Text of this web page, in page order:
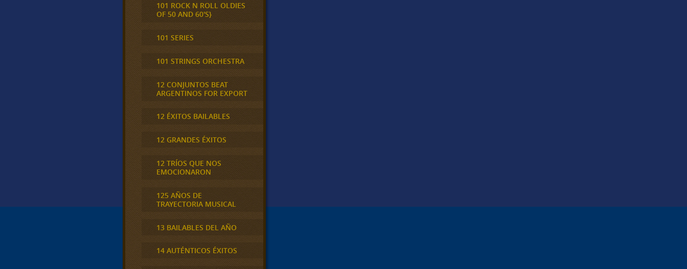
101 ROCK N ROLL OLDIES
OF 50 AND 60'S}
101 SERIES
101 STRINGS ORCHESTRA
12 CONJUNTOS BEAT
ARGENTINOS FOR EXPORT
12 ÉXITOS BAILABLES
12 GRANDES ÉXITOS
12 TRÍOS QUE NOS
EMOCIONARON
125 AÑOS DE
TRAYECTORIA MUSICAL
13 BAILABLES DEL AÑO
14 AUTÉNTICOS ÉXITOS